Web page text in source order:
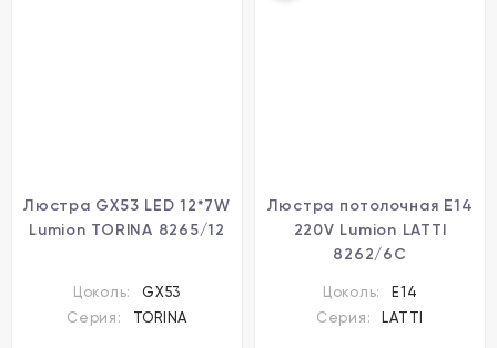
Люстра GX53 LED 12*7W
Lumion TORINA 8265/12
Цоколь:
GX53
Серия:
TORINA
Люстра потолочная E14
220V Lumion LATTI
8262/6C
Цоколь:
E14
Серия:
LATTI